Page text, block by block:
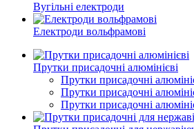
Вугільні електроди
Електроди вольфрамові
Прутки присадочні алюмінієві
Прутки присадочні
Прутки присадочні
Прутки присадочні